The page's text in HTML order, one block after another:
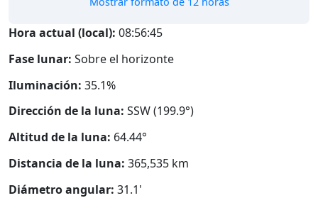
Hora actual (local): 08:56:46
Fase lunar: Sobre el horizonte
Iluminación: 35.1%
Dirección de la luna: SSW (199.9°)
Altitud de la luna: 64.44°
Distancia de la luna: 365,535 km
Diámetro angular: 31.1'